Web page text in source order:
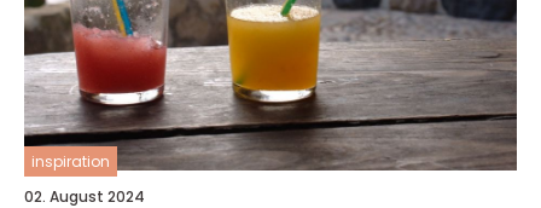
inspiration
02. August 2024